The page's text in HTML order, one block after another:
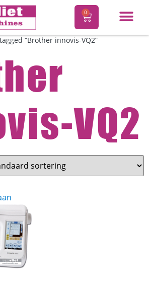
0
“Brother innovis-VQ2”
VQ2